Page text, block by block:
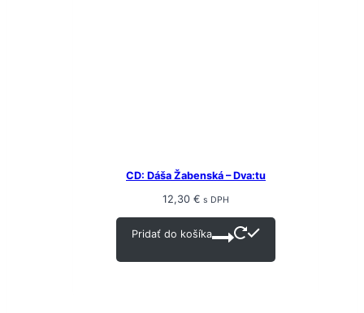
CD: Dáša Žabenská – Dva:tu
12,30 € s DPH
Pridať do košíka